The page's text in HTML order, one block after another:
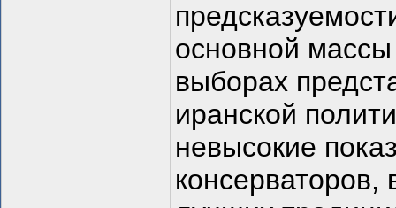
основной
выборах
иранской
невысокие
консерваторов,